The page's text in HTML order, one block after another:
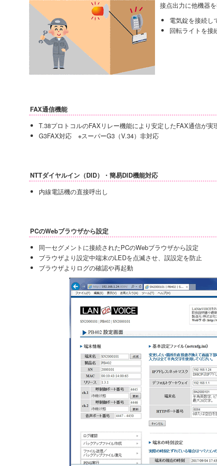
接点出力に他機器
電気錠を接続し
回転ライトを接
FAX通信機能
T.38プロトコルのFAXリレー機能により安定したFAX通信が実
G3FAX対応 ※スーパーG3（V.34）非対応
NTTダイヤルイン（DID）・簡易DID機能対応
内線電話機の直接呼出し
PCのWebブラウザから設定
同一セグメントに接続されたPCのWebブラウザから設定
ブラウザより設定中端末のLEDを点滅させ、誤設定を防止
ブラウザよりログの確認や再起動